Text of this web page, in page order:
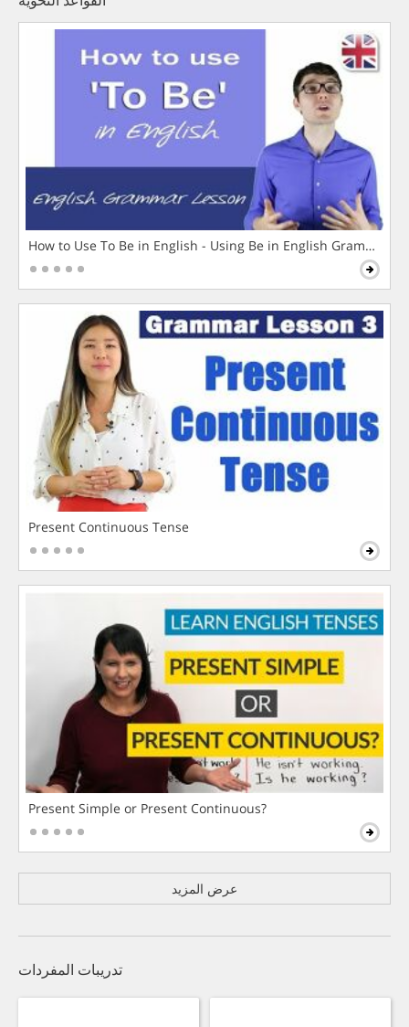
How to Use To Be in English - Using Be in English Grammar
Present Continuous Tense
Present Simple or Present Continuous?
عرض المزيد
تدريبات المفردات